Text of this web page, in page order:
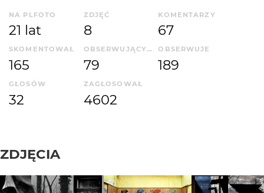
NA PLFOTO
21 lat
ZDJĘĆ
8
KOMENTARZY
67
SKOMENTOWAŁ
165
OBSERWUJĄCYCH
79
OBSERWUJE
189
GŁOSÓW
32
ZAGŁOSOWAŁ
4602
ZDJĘCIA